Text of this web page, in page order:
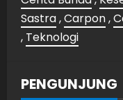
Sastra,Carpon,
, Teknologi
PENGUNJUNG